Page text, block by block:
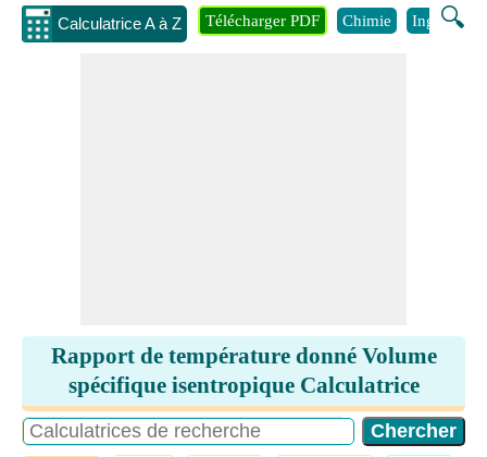
Calculatrice A à Z 🔍
Télécharger PDF Chimie Ingénierie
Rapport de température donné Volume
spécifique isentropique Calculatrice